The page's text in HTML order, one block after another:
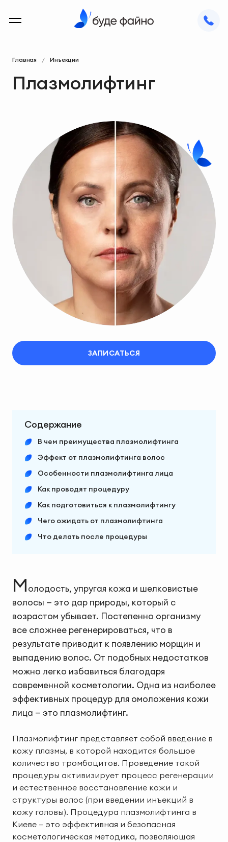
Главная Инъекции
Плазмолифтинг
ЗАПИСАТЬСЯ
Содержание
В чем преимущества плазмолифтинга
Эффект от плазмолифтинга волос
Особенности плазмолифтинга лица
Как проводят процедуру
Как подготовиться к плазмолифтингу
Чего ожидать от плазмолифтинга
Что делать после процедуры
Молодость, упругая кожа и шелковистые
волосы — это дар природы, который с
возрастом убывает. Постепенно организму
все сложнее регенерироваться, что в
результате приводит к появлению морщин и
выпадению волос. От подобных недостатков
можно легко избавиться благодаря
современной косметологии. Одна из наиболее
эффективных процедур для омоложения кожи
лица — это плазмолифтинг.
Плазмолифтинг представляет собой введение в
кожу плазмы, в которой находится большое
количество тромбоцитов. Проведение такой
процедуры активизирует процесс регенерации
и естественное восстановление кожи и
структуры волос (при введении инъекций в
кожу головы). Процедура плазмолифтинга в
Киеве — это эффективная и безопасная
косметологическая методика, позволяющая